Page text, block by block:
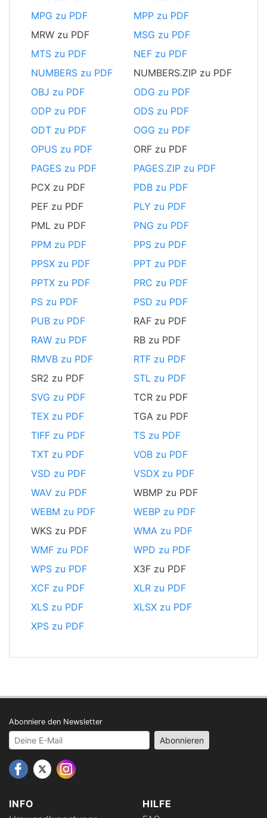
MPG zu PDF
MPP zu PDF
MRW zu PDF
MSG zu PDF
MTS zu PDF
NEF zu PDF
NUMBERS zu PDF
NUMBERS.ZIP zu PDF
OBJ zu PDF
ODG zu PDF
ODP zu PDF
ODS zu PDF
ODT zu PDF
OGG zu PDF
OPUS zu PDF
ORF zu PDF
PAGES zu PDF
PAGES.ZIP zu PDF
PCX zu PDF
PDB zu PDF
PEF zu PDF
PLY zu PDF
PML zu PDF
PNG zu PDF
PPM zu PDF
PPS zu PDF
PPSX zu PDF
PPT zu PDF
PPTX zu PDF
PRC zu PDF
PS zu PDF
PSD zu PDF
PUB zu PDF
RAF zu PDF
RAW zu PDF
RB zu PDF
RMVB zu PDF
RTF zu PDF
SR2 zu PDF
STL zu PDF
SVG zu PDF
TCR zu PDF
TEX zu PDF
TGA zu PDF
TIFF zu PDF
TS zu PDF
TXT zu PDF
VOB zu PDF
VSD zu PDF
VSDX zu PDF
WAV zu PDF
WBMP zu PDF
WEBM zu PDF
WEBP zu PDF
WKS zu PDF
WMA zu PDF
WMF zu PDF
WPD zu PDF
WPS zu PDF
X3F zu PDF
XCF zu PDF
XLR zu PDF
XLS zu PDF
XLSX zu PDF
XPS zu PDF
INFO
HILFE
Abonniere den Newsletter
Your email address Abonnieren